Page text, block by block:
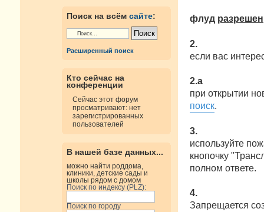
Поиск на всём сайте:
Расширенный поиск
Кто сейчас на
конференции
Сейчас этот форум
просматривают: нет
зарегистрированных
пользователей
В нашей базе данных...
можно найти роддома,
клиники, детские сады и
школы рядом с домом
Поиск по индексу (PLZ):
Поиск по городу
флуд разрешен
2.
если вас
2.а
при открытии
поиск.
3.
используйте
кнопочку
полном ответе.
4.
Запрещается